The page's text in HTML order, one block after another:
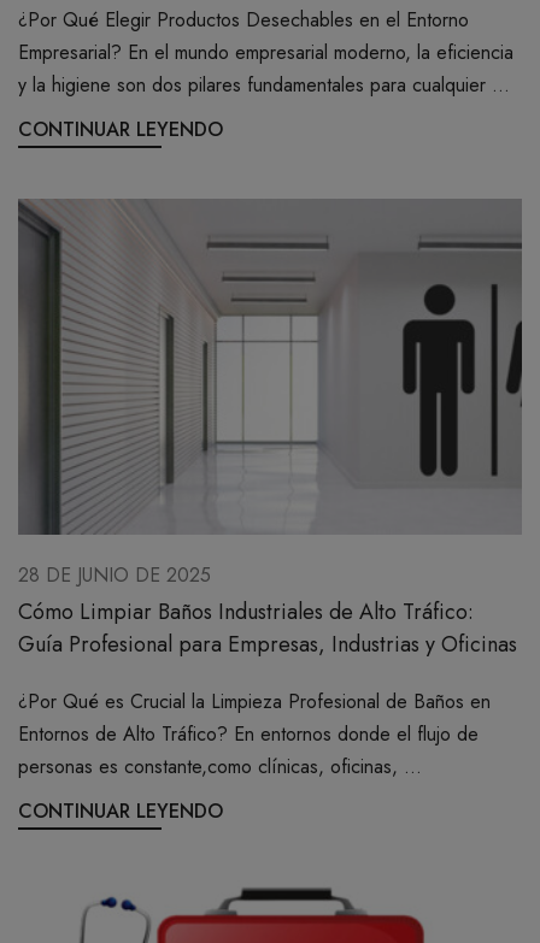
¿Por Qué Elegir Productos Desechables en el Entorno
Empresarial? En el mundo empresarial moderno, la eficiencia
y la higiene son dos pilares fundamentales para cualquier ...
CONTINUAR LEYENDO
28 DE JUNIO DE 2025
Cómo Limpiar Baños Industriales de Alto Tráfico:
Guía Profesional para Empresas, Industrias y Oficinas
¿Por Qué es Crucial la Limpieza Profesional de Baños en
Entornos de Alto Tráfico? En entornos donde el flujo de
personas es constante,como clínicas, oficinas, ...
CONTINUAR LEYENDO